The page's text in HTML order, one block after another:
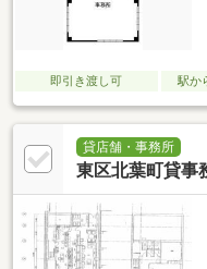
即引き渡し可 駅か
貸店舗・事務所
東区北葉町貸事